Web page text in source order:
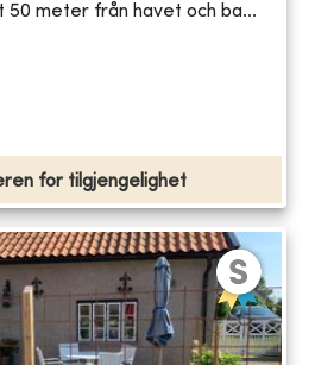
50 meter från havet och ba...
for tilgjengelighet